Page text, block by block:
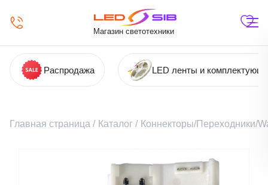
Магазин светотехники
Распродажа LED ленты и
Главная страница / Каталог / Коннекторы/Переходники/